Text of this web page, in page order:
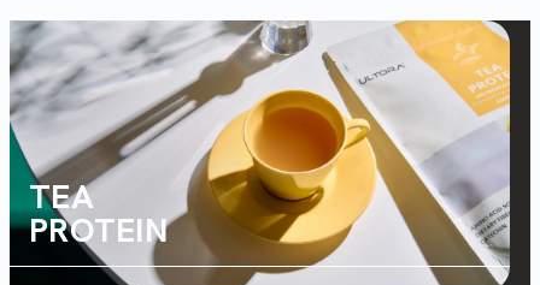
TEA
PROTEIN
お茶の味そのまま、